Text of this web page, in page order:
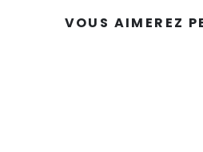
VOUS AIMEREZ